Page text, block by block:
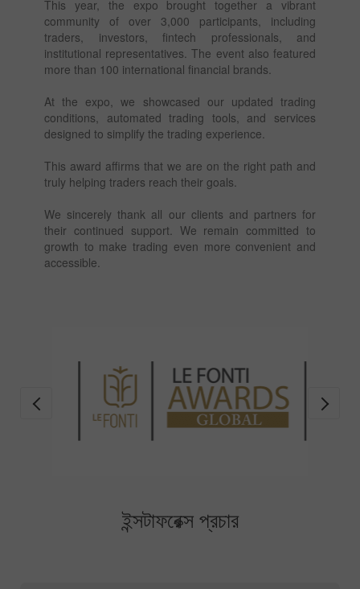
This year, the expo brought together a vibrant
community of over 3,000 participants, including
traders, investors, fintech professionals, and
institutional representatives. The event also featured
more than 100 international financial brands.
At the expo, we showcased our updated trading
conditions, automated trading tools, and services
designed to simplify the trading experience.
This award affirms that we are on the right path and
truly helping traders reach their goals.
We sincerely thank all our clients and partners for
their continued support. We remain committed to
growth to make trading even more convenient and
accessible.
ইন্সটাফরেক্স প্রচার